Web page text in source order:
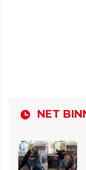
NET